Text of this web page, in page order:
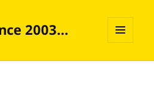
2003…
挂件